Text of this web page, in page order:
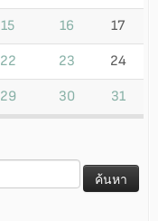
15 16 17
22 23 24
29 30 31